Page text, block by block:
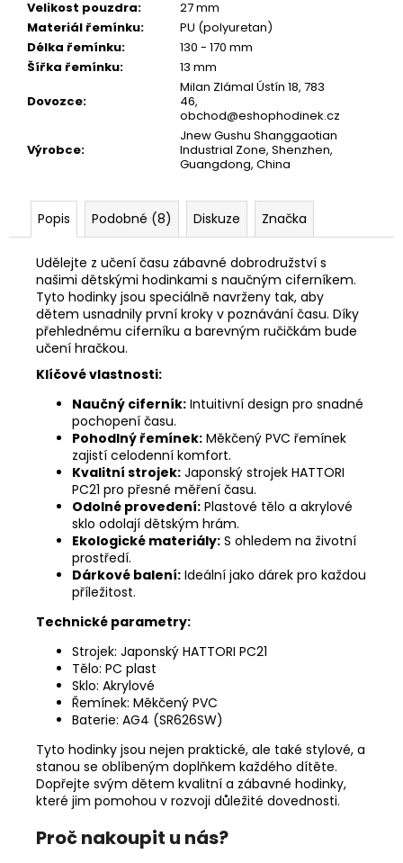
Velikost pouzdra:
27 mm
Materiál řemínku:
PU (polyuretan)
Délka řemínku:
130 - 170 mm
Šířka řemínku:
13 mm
Dovozce:
Milan Zlámal Ústín 18, 783
46,
obchod@eshophodinek.cz
Výrobce:
Jnew Gushu Shanggaotian
Industrial Zone, Shenzhen,
Guangdong, China
Popis Podobné (8) Diskuze Značka
Udělejte z učení času zábavné dobrodružství s
našimi dětskými hodinkami s naučným ciferníkem.
Tyto hodinky jsou speciálně navrženy tak, aby
dětem usnadnily první kroky v poznávání času. Díky
přehlednému ciferníku a barevným ručičkám bude
učení hračkou.
Klíčové vlastnosti:
Naučný ciferník: Intuitivní design pro snadné
pochopení času.
Pohodlný řemínek: Měkčený PVC řemínek
zajistí celodenní komfort.
Kvalitní strojek: Japonský strojek HATTORI
PC21 pro přesné měření času.
Odolné provedení: Plastové tělo a akrylové
sklo odolají dětským hrám.
Ekologické materiály: S ohledem na životní
prostředí.
Dárkové balení: Ideální jako dárek pro každou
příležitost.
Technické parametry:
Strojek: Japonský HATTORI PC21
Tělo: PC plast
Sklo: Akrylové
Řemínek: Měkčený PVC
Baterie: AG4 (SR626SW)
Tyto hodinky jsou nejen praktické, ale také stylové, a
stanou se oblíbeným doplňkem každého dítěte.
Dopřejte svým dětem kvalitní a zábavné hodinky,
které jim pomohou v rozvoji důležité dovednosti.
Proč nakoupit u nás?